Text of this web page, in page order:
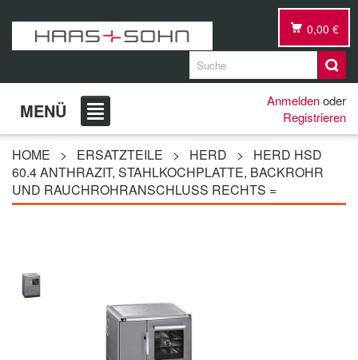
0,00 €
MENÜ Anmeldenoder
Registrieren
HOME > ERSATZTEILE > HERD >
HERD HSD
60.4 ANTHRAZIT, STAHLKOCHPLATTE, BACKROHR
UND RAUCHROHRANSCHLUSS RECHTS =